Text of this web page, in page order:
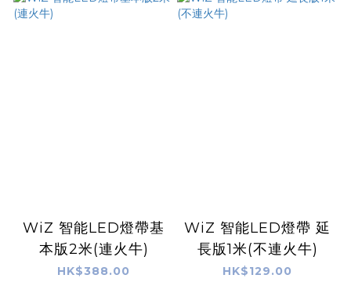
WiZ 智能LED燈帶基
本版2米(連火牛)
HK$388.00
WiZ 智能LED燈帶 延
長版1米(不連火牛)
HK$129.00